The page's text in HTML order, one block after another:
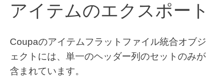
アイテムのエクスポート
Coupaのアイテムフラットファイル統合オブジ
ェクトには、単一のヘッダー列のセットのみが
含まれています。